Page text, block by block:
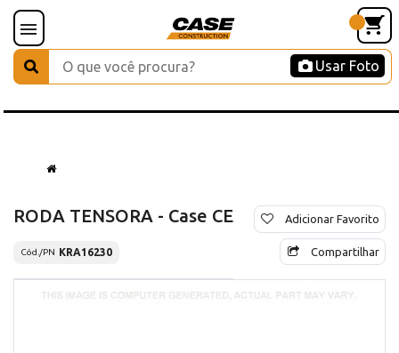
Usar Foto
RODA TENSORA - Case CE
Cód./PN KRA16230
Adicionar Favorito
Compartilhar